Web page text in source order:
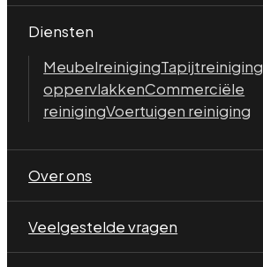
Diensten
MeubelreinigingTapijtreiniging
oppervlakkenCommerciële
reinigingVoertuigen reiniging
Over ons
Veelgestelde vragen